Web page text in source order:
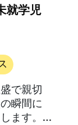
就学児
で親切
瞬間に
ます。